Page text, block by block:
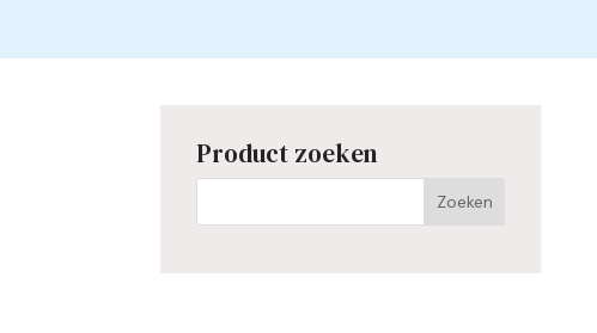
Product zoeken
Als de resultaten voor automatisch